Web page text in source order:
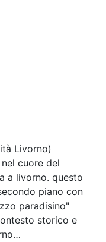
Livorno)
cuore del
a livorno. questo
piano con
paradisino"
storico e